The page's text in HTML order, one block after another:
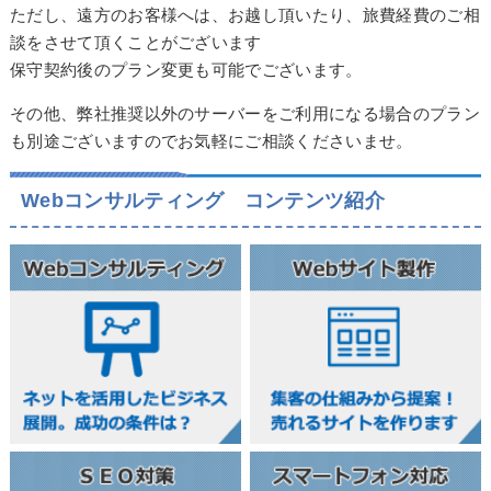
ただし、遠方のお客様へは、お越し頂いたり、旅費経費のご相
談をさせて頂くことがございます
保守契約後のプラン変更も可能でございます。
その他、弊社推奨以外のサーバーをご利用になる場合のプラン
も別途ございますのでお気軽にご相談くださいませ。
Webコンサルティング コンテンツ紹介